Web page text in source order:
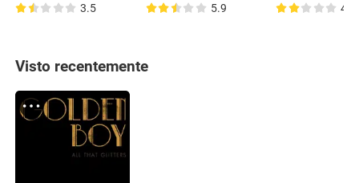
3.5 5.9 4.1
Visto recentemente